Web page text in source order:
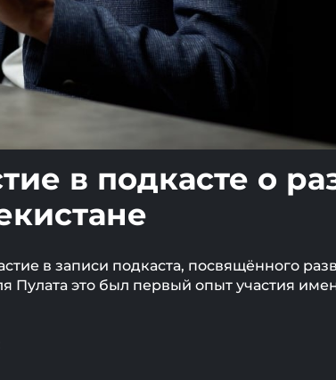
в подкасте о
в записи подкаста, посвящённого
Пулата это был первый опыт участия